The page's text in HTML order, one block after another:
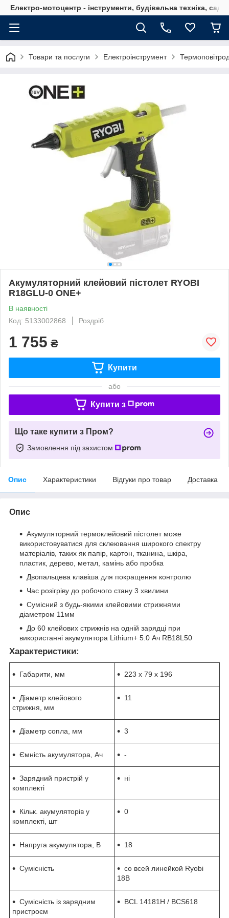
Електро-мотоцентр - інструменти, будівельна техніка,
Товари та послуги Електроінструмент
Акумуляторний клейовий пістолет RYOBI
R18GLU-0 ONE+
В наявності
Код: 5133002868
Роздріб
1 755 ₴
Купити
або
Купити з
Що таке купити з Пром?
Замовлення під захистом
Опис Характеристики Відгуки про товар Доставка
Опис
Акумуляторний термоклейовий пістолет може
використовуватися для склеювання широкого спектру
матеріалів, таких як папір, картон, тканина, шкіра,
пластик, дерево, метал, камінь або пробка
Двопальцева клавіша для покращення контролю
Час розігріву до робочого стану 3 хвилини
Сумісний з будь-якими клейовими стрижнями
діаметром 11мм
До 60 клейових стрижнів на одній зарядці при
використанні акумулятора Lithium+ 5.0 Ач RB18L50
Характеристики:
Габарити, мм 223 х 79 х 196
Діаметр клейового
стрижня, мм
11
Діаметр сопла, мм 3
Ємність акумулятора, Ач -
Зарядний пристрій у
комплекті
ні
Кільк. акумуляторів у
комплекті, шт
0
Напруга акумулятора, В 18
Сумісність
со всей линейкой Ryobi
18В
Сумісність із зарядним
пристроєм
BCL 14181H / BCS618